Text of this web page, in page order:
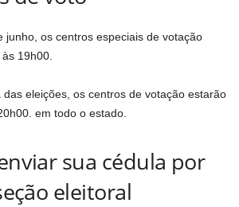
junho, os centros especiais de votação
19h00.
eleições, os centros de votação estarão
em todo o estado.
sua cédula por
eleitoral